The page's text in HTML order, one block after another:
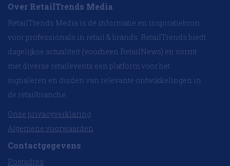
Over RetailTrends Media
RetailTrends Media is dé informatie en inspiratiebron
voor professionals in retail & brands. RetailTrends biedt
dagelijkse actualiteit (voorheen RetailNews) en vormt
met diverse retailevents een platform voor het
signaleren en duiden van relevante ontwikkelingen in
de retailbranche.
Onze privacyverklaring
Algemene voorwaarden
Contactgegevens
Postadres